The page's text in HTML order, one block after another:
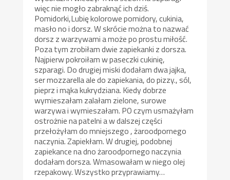
więc nie mogło zabraknąć ich dziś.
Pomidorki,Lubię kolorowe pomidory, cukinia,
masło no i dorsz. W skrócie można to nazwać
dorsz z warzywami a może po prostu miłość.
Poza tym zrobiłam dwie zapiekanki z dorsza.
Najpierw pokroiłam w paseczki cukinię,
szparagi. Do drugiej miski dodałam dwa jajka,
ser mozzarella ale do zapiekania, do pizzy., sól,
pieprz i mąka kukrydziana. Kiedy dobrze
wymieszałam zalałam zielone, surowe
warzywa i wymieszałam. PO czym usmażyłam
ostrożnie na patelni a w dalszej części
przełożyłam do mniejszego , żaroodpornego
naczynia. Zapiekłam. W drugiej, podobnej
zapiekance na dno żaroodpornego naczynia
dodałam dorsza. Wmasowałam w niego olej
rzepakowy. Wszystko przyprawiamy…